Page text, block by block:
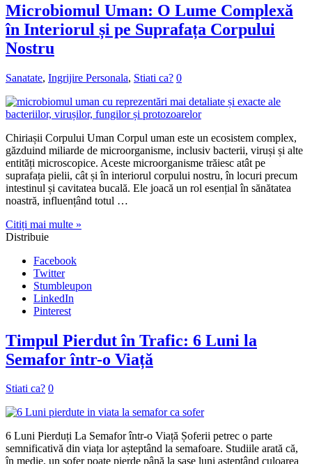
Microbiomul Uman: O Lume Complexă
în Interiorul și pe Suprafața Corpului
Nostru
Sanatate, Ingrijire Personala, Stiati ca? 0
Chiriașii Corpului Uman Corpul uman este un ecosistem complex,
găzduind miliarde de microorganisme, inclusiv bacterii, viruși și alte
entități microscopice. Aceste microorganisme trăiesc atât pe
suprafața pielii, cât și în interiorul corpului nostru, în locuri precum
intestinul și cavitatea bucală. Ele joacă un rol esențial în sănătatea
noastră, influențând totul …
Citiți mai multe »
Distribuie
Facebook
Twitter
Stumbleupon
LinkedIn
Pinterest
Timpul Pierdut în Trafic: 6 Luni la
Semafor într-o Viață
Stiati ca? 0
6 Luni Pierduți La Semafor într-o Viață Șoferii petrec o parte
semnificativă din viața lor așteptând la semafoare. Studiile arată că,
în medie, un șofer poate pierde până la șase luni așteptând culoarea